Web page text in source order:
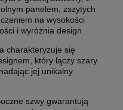
panelem, zszytych
na wysokości
i wyróżnia design.
charakteryzuje się
który łączy szary
jej unikalny
szwy gwarantują